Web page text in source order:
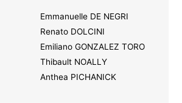
Emmanuelle DE NEGRI
Renato DOLCINI
Emiliano GONZALEZ TORO
Thibault NOALLY
Anthea PICHANICK